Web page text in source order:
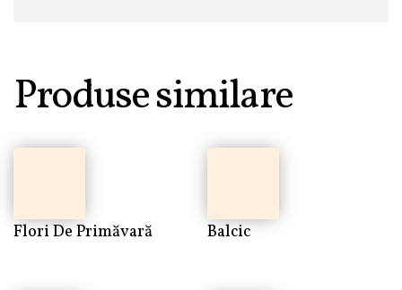
Produse similare
Flori De Primăvară Balcic